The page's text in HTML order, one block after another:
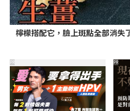
檸檬搭配它，臉上斑點全部消失
PR PR